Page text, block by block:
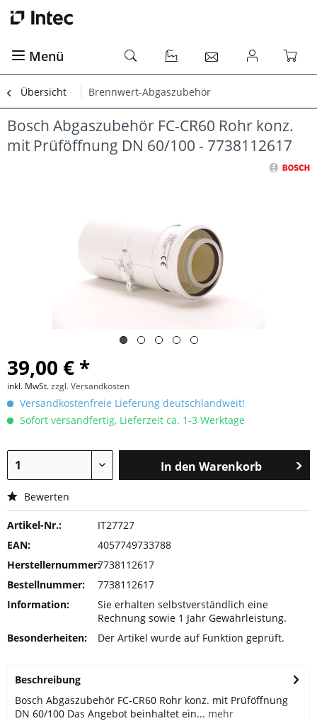
Menü
Übersicht Brennwert-Abgaszubehör
Bosch Abgaszubehör FC-CR60 Rohr konz.
mit Prüföffnung DN 60/100 - 7738112617
39,00 € *
inkl. MwSt.zzgl. Versandkosten
Versandkostenfreie Lieferung deutschlandweit!
Sofort versandfertig, Lieferzeit ca. 1-3 Werktage
In den Warenkorb
Bewerten
Artikel-Nr.:
IT27727
EAN:
4057749733788
Herstellernummer:7738112617
Bestellnummer:
7738112617
Information:
Sie erhalten selbstverständlich eine
Rechnung sowie 1 Jahr Gewährleistung.
Besonderheiten:
Der Artikel wurde auf Funktion geprüft.
Beschreibung
Bosch Abgaszubehör FC-CR60 Rohr konz. mit Prüföffnung
DN 60/100 Das Angebot beinhaltet ein... mehr